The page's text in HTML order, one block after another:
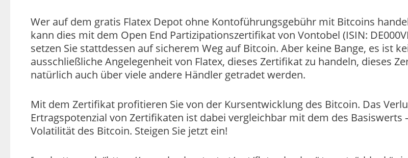
Wer auf dem gratis Flatex Depot ohne Kontoführungsgebühr mit Bitcoins
kann dies mit dem Open End Partizipationszertifikat von Vontobel (ISIN:
setzen Sie stattdessen auf sicherem Weg auf Bitcoin. Aber keine Bange, es ist
ausschließliche Angelegenheit von Flatex, dieses Zertifikat zu handeln, dieses
natürlich auch über viele andere Händler getradet werden.
Mit dem Zertifikat profitieren Sie von der Kursentwicklung des Bitcoin. Das
Ertragspotenzial von Zertifikaten ist dabei vergleichbar mit dem des Basiswerts
Volatilität des Bitcoin. Steigen Sie jetzt ein!